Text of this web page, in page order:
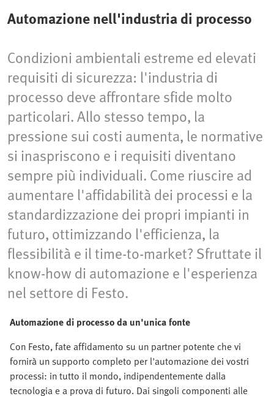
Automazione nell'industria di processo
Condizioni ambientali estreme ed elevati
requisiti di sicurezza: l'industria di
processo deve affrontare sfide molto
particolari. Allo stesso tempo, la
pressione sui costi aumenta, le normative
si inaspriscono e i requisiti diventano
sempre più individuali. Come riuscire ad
aumentare l'affidabilità dei processi e la
standardizzazione dei propri impianti in
futuro, ottimizzando l'efficienza, la
flessibilità e il time-to-market? Sfruttate il
know-how di automazione e l'esperienza
nel settore di Festo.
Automazione di processo da un'unica fonte
Con Festo, fate affidamento su un partner potente che vi
fornirà un supporto completo per l'automazione dei vostri
processi: in tutto il mondo, indipendentemente dalla
tecnologia e a prova di futuro. Dai singoli componenti alle